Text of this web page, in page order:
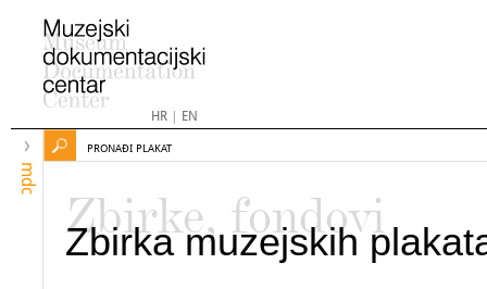
HR| EN
mdc
PRONAĐI PLAKAT
Zbirke, fondovi
Zbirka muzejskih